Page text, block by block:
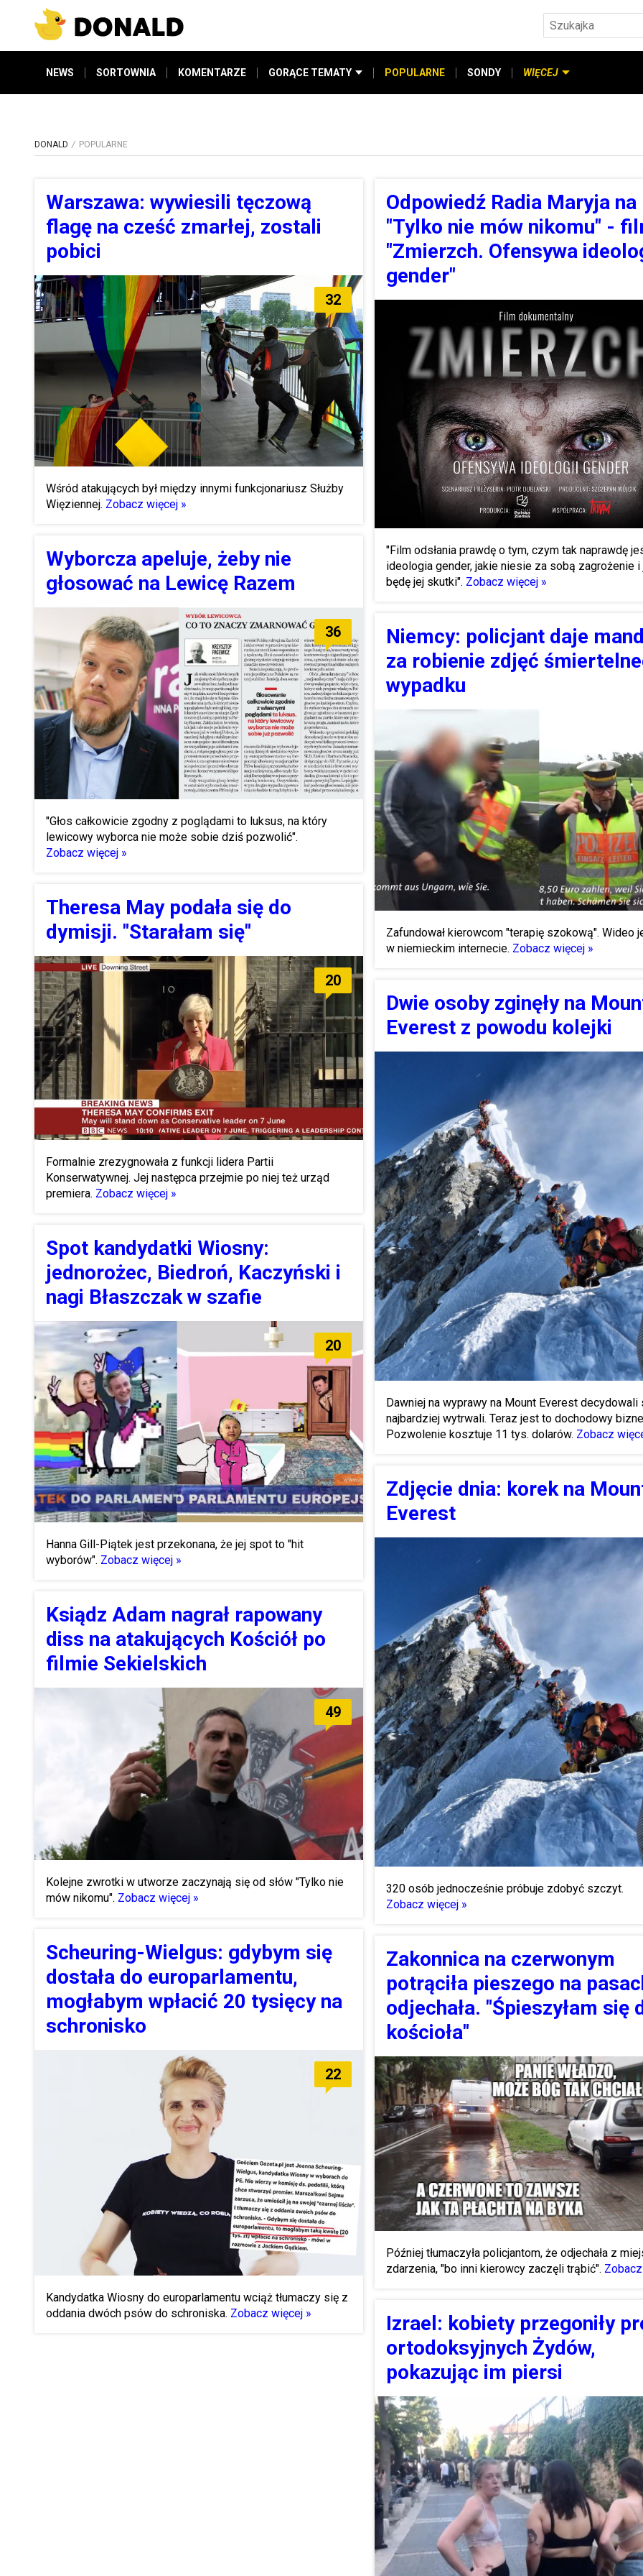
NEWS SORTOWNIA KOMENTARZE GORĄCE TEMATY POPULARNE SONDY WIĘCEJ
DONALD POPULARNE
Warszawa: wywiesili tęczową
flagę na cześć zmarłej, zostali
pobici
32
Wśród atakujących był między innymi funkcjonariusz Służby
Więziennej. Zobacz więcej »
Wyborcza apeluje, żeby nie
głosować na Lewicę Razem
36
"Głos całkowicie zgodny z poglądami to luksus, na który
lewicowy wyborca nie może sobie dziś pozwolić".
Zobacz więcej »
Theresa May podała się do
dymisji. "Starałam się"
20
Formalnie zrezygnowała z funkcji lidera Partii
Konserwatywnej. Jej następca przejmie po niej też urząd
premiera. Zobacz więcej »
Spot kandydatki Wiosny:
jednorożec, Biedroń, Kaczyński i
nagi Błaszczak w szafie
20
Hanna Gill-Piątek jest przekonana, że jej spot to "hit
wyborów". Zobacz więcej »
Ksiądz Adam nagrał rapowany
diss na atakujących Kościół po
filmie Sekielskich
49
Kolejne zwrotki w utworze zaczynają się od słów "Tylko nie
mów nikomu". Zobacz więcej »
Scheuring-Wielgus: gdybym się
dostała do europarlamentu,
mogłabym wpłacić 20 tysięcy na
schronisko
22
Kandydatka Wiosny do europarlamentu wciąż tłumaczy się z
oddania dwóch psów do schroniska. Zobacz więcej »
Odpowiedź Radia Maryja na
"Tylko nie mów nikomu" -
"Zmierzch. Ofensywa
gender"
"Film odsłania prawdę o tym, czym tak naprawdę
ideologia gender, jakie niesie za sobą zagrożenie i
będę jej skutki". Zobacz więcej »
Niemcy: policjant daje
za robienie zdjęć
wypadku
Zafundował kierowcom "terapię szokową". Wideo
w niemieckim internecie. Zobacz więcej »
Dwie osoby zginęły na
Everest z powodu kolejki
Dawniej na wyprawy na Mount Everest decydowali
najbardziej wytrwali. Teraz jest to dochodowy
Pozwolenie kosztuje 11 tys. dolarów. Zobacz
Zdjęcie dnia: korek na
Everest
320 osób jednocześnie próbuje zdobyć szczyt.
Zobacz więcej »
Zakonnica na czerwonym
potrąciła pieszego na
odjechała. "Śpieszyłam się
kościoła"
Później tłumaczyła policjantom, że odjechała z
zdarzenia, "bo inni kierowcy zaczęli trąbić".
Izrael: kobiety przegoniły
ortodoksyjnych Żydów,
pokazując im piersi